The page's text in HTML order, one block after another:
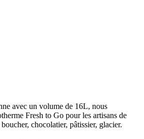
avec un volume de 16L, nous
Fresh to Go pour les artisans de
chocolatier, pâtissier, glacier.